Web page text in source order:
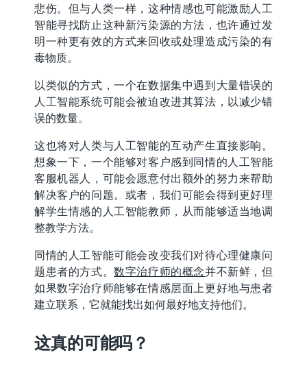
悲伤。但与人类一样，这种情感也可能激励人工
智能寻找防止这种新污染源的方法，也许通过发
明一种更有效的方式来回收或处理造成污染的有
毒物质。
以类似的方式，一个在数据集中遇到大量错误的
人工智能系统可能会被迫改进其算法，以减少错
误的数量。
这也将对人类与人工智能的互动产生直接影响。
想象一下，一个能够对客户感到同情的人工智能
客服机器人，可能会愿意付出额外的努力来帮助
解决客户的问题。或者，我们可能会得到更好理
解学生情感的人工智能教师，从而能够适当地调
整教学方法。
同情的人工智能可能会改变我们对待心理健康问
题患者的方式。数字治疗师的概念并不新鲜，但
如果数字治疗师能够在情感层面上更好地与患者
建立联系，它就能找出如何最好地支持他们。
这真的可能吗？